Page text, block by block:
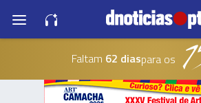
Faltam 62 diaspara os